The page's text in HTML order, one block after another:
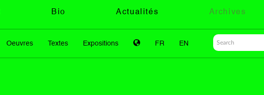
Bio Actualités Archives
Oeuvres Textes Expositions FR EN